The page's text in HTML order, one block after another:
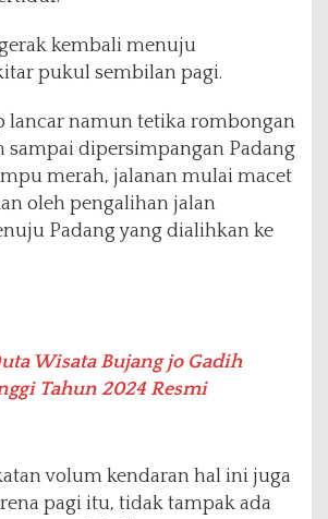
kembali menuju
pukul sembilan pagi.
lancar namun tetika rombongan
sampai dipersimpangan Padang
merah, jalanan mulai macet
oleh pengalihan jalan
Padang yang dialihkan ke
Wisata Bujang jo Gadih
Tahun 2024 Resmi
volum kendaran hal ini juga
pagi itu, tidak tampak ada